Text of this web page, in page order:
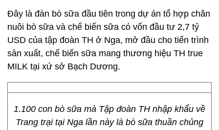
Đây là đàn bò sữa đầu tiên trong dự án tổ hợp chăn
nuôi bò sữa và chế biến sữa có vốn đầu tư 2,7 tỷ
USD của tập đoàn TH ở Nga, mở đầu cho tiến trình
sản xuất, chế biến sữa mang thương hiệu TH true
MILK tại xứ sở Bạch Dương.
1.100 con bò sữa mà Tập đoàn TH nhập khẩu về
Trang trại tại Nga lần này là bò sữa thuần chủng